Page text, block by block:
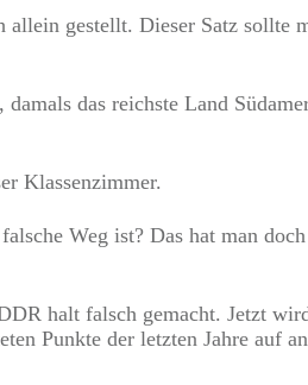
gestellt. Dieser Satz sollte
das reichste Land
Klassenzimmer.
Weg ist? Das hat man
halt falsch gemacht. Jetzt
Punkte der letzten Jahre auf